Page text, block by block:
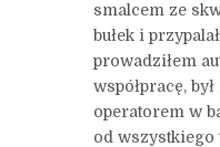
smalcem ze
bułek i
prowadziłem
współpracę,
operatorem w
od wszystkiego